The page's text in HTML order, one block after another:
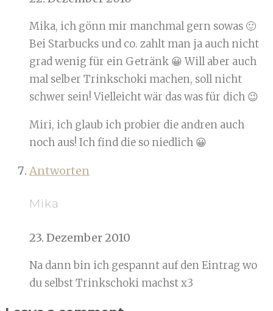
Mika, ich gönn mir manchmal gern sowas 🙂
Bei Starbucks und co. zahlt man ja auch nicht
grad wenig für ein Getränk 😀 Will aber auch
mal selber Trinkschoki machen, soll nicht
schwer sein! Vielleicht wär das was für dich 😉
Miri, ich glaub ich probier die andren auch
noch aus! Ich find die so niedlich 😀
Antworten
Mika
23. Dezember 2010
Na dann bin ich gespannt auf den Eintrag wo
du selbst Trinkschoki machst x3